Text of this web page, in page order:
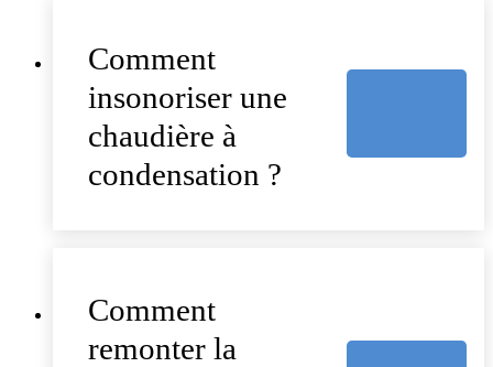
Comment
insonoriser une
chaudière à
condensation ?
Comment
remonter la